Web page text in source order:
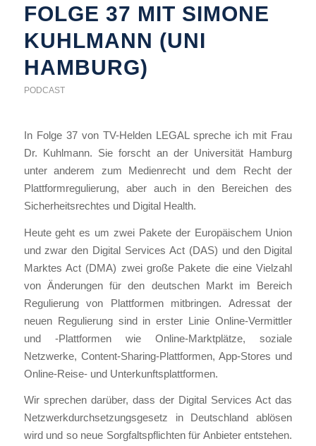
FOLGE 37 MIT SIMONE
KUHLMANN (UNI
HAMBURG)
PODCAST
In Folge 37 von TV-Helden LEGAL spreche ich mit Frau
Dr. Kuhlmann. Sie forscht an der Universität Hamburg
unter anderem zum Medienrecht und dem Recht der
Plattformregulierung, aber auch in den Bereichen des
Sicherheitsrechtes und Digital Health.
Heute geht es um zwei Pakete der Europäischem Union
und zwar den Digital Services Act (DAS) und den Digital
Marktes Act (DMA) zwei große Pakete die eine Vielzahl
von Änderungen für den deutschen Markt im Bereich
Regulierung von Plattformen mitbringen. Adressat der
neuen Regulierung sind in erster Linie Online-Vermittler
und -Plattformen wie Online-Marktplätze, soziale
Netzwerke, Content-Sharing-Plattformen, App-Stores und
Online-Reise- und Unterkunftsplattformen.
Wir sprechen darüber, dass der Digital Services Act das
Netzwerkdurchsetzungsgesetz in Deutschland ablösen
wird und so neue Sorgfaltspflichten für Anbieter entstehen.